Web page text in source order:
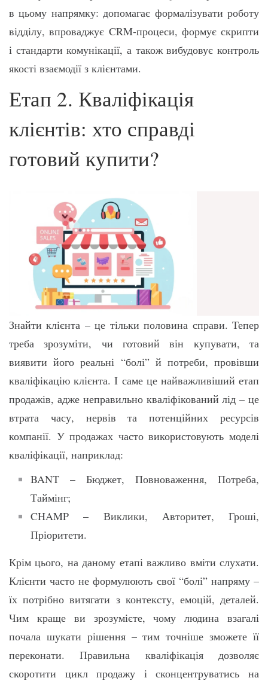
в цьому напрямку: допомагає формалізувати роботу
відділу, впроваджує CRM-процеси, формує скрипти
і стандарти комунікації, а також вибудовує контроль
якості взаємодії з клієнтами.
Етап 2. Кваліфікація
клієнтів: хто справді
готовий купити?
Знайти клієнта – це тільки половина справи. Тепер
треба зрозуміти, чи готовий він купувати, та
виявити його реальні “болі” й потреби, провівши
кваліфікацію клієнта. І саме це найважливіший етап
продажів, адже неправильно кваліфікований лід – це
втрата часу, нервів та потенційних ресурсів
компанії. У продажах часто використовують моделі
кваліфікації, наприклад:
BANT – Бюджет, Повноваження, Потреба,
Таймінг;
CHAMP – Виклики, Авторитет, Гроші,
Пріоритети.
Крім цього, на даному етапі важливо вміти слухати.
Клієнти часто не формулюють свої “болі” напряму –
їх потрібно витягати з контексту, емоцій, деталей.
Чим краще ви зрозумієте, чому людина взагалі
почала шукати рішення – тим точніше зможете її
переконати. Правильна кваліфікація дозволяє
скоротити цикл продажу і сконцентруватись на